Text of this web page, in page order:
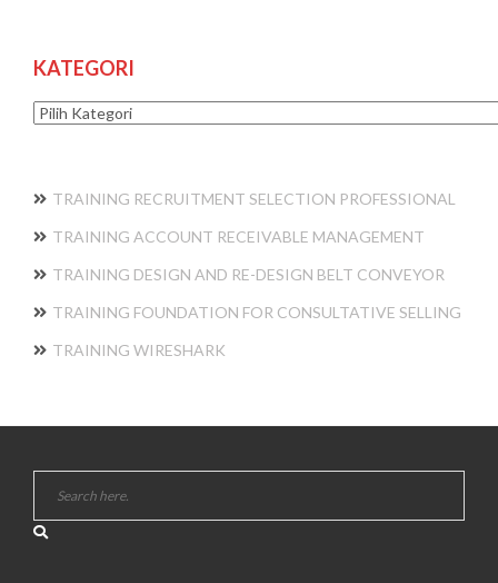
KATEGORI
Kategori
TRAINING RECRUITMENT SELECTION PROFESSIONAL
TRAINING ACCOUNT RECEIVABLE MANAGEMENT
TRAINING DESIGN AND RE-DESIGN BELT CONVEYOR
TRAINING FOUNDATION FOR CONSULTATIVE SELLING
TRAINING WIRESHARK